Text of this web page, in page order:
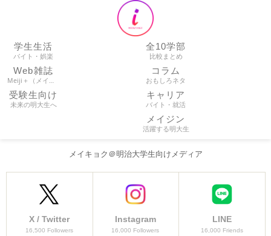
学生生活
バイト・娯楽
全10学部
比較まとめ
Web雑誌
Meiji＋（メイプラ）
コラム
おもしろネタ
受験生向け
未来の明大生へ
キャリア
バイト・就活
メイジン
活躍する明大生
メイキョク＠明治大学生向けメディア
X / Twitter
16,500 Followers
Instagram
16,000 Followers
LINE
16,000 Friends